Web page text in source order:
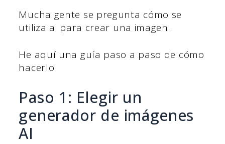
Mucha gente se pregunta cómo se
utiliza ai para crear una imagen.
He aquí una guía paso a paso de cómo
hacerlo.
Paso 1: Elegir un
generador de imágenes
AI